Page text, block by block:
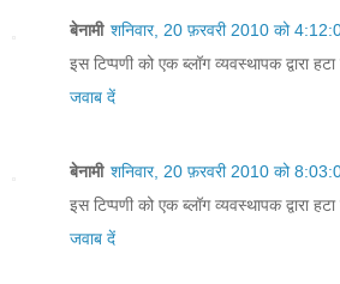
बेनामी शनिवार, 20 फ़रवरी 2010 को
इस टिप्पणी को एक ब्लॉग व्यवस्थापक द्वारा हटा
जवाब दें
बेनामी शनिवार, 20 फ़रवरी 2010 को
इस टिप्पणी को एक ब्लॉग व्यवस्थापक द्वारा हटा
जवाब दें